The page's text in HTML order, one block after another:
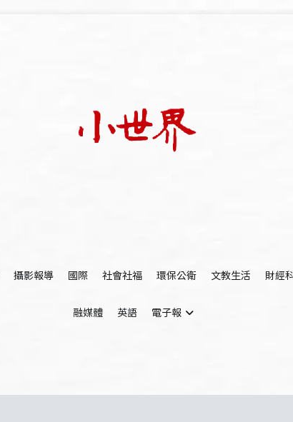
攝影報導 國際 社會社福 環保公衛 文教生活 財經
融媒體 英語 電子報